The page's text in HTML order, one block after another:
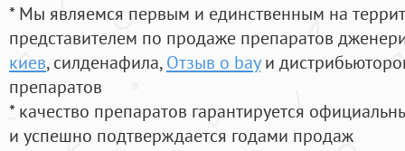
* Мы являемся первым и единственным на
представителем по продаже препаратов
киев, силденафила, Отзыв о bayи
препаратов
* качество препаратов гарантируется
и успешно подтверждается годами продаж